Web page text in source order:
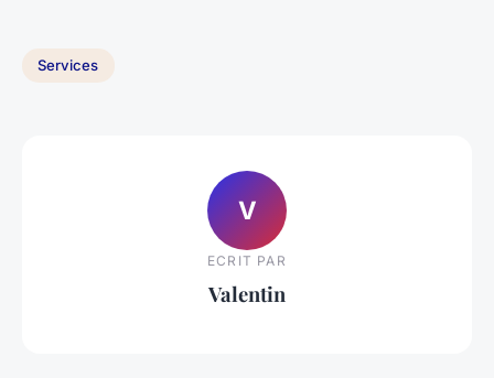
Services
V
ECRIT PAR
Valentin